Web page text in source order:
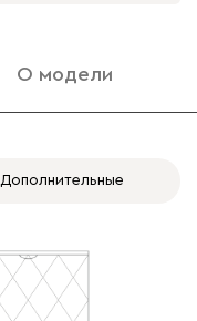
О модели
Дополнительные